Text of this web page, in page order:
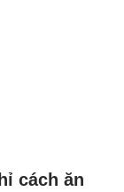
cách ăn